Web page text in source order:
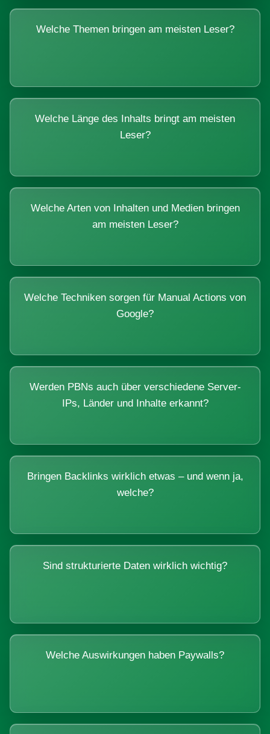
Welche Themen bringen am meisten Leser?
Welche Länge des Inhalts bringt am meisten
Leser?
Welche Arten von Inhalten und Medien bringen
am meisten Leser?
Welche Techniken sorgen für Manual Actions von
Google?
Werden PBNs auch über verschiedene Server-
IPs, Länder und Inhalte erkannt?
Bringen Backlinks wirklich etwas – und wenn ja,
welche?
Sind strukturierte Daten wirklich wichtig?
Welche Auswirkungen haben Paywalls?